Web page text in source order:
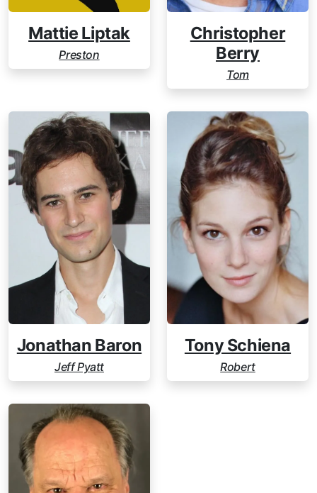
Mattie Liptak
Preston
Christopher
Berry
Tom
Jonathan Baron
Jeff Pyatt
Tony Schiena
Robert